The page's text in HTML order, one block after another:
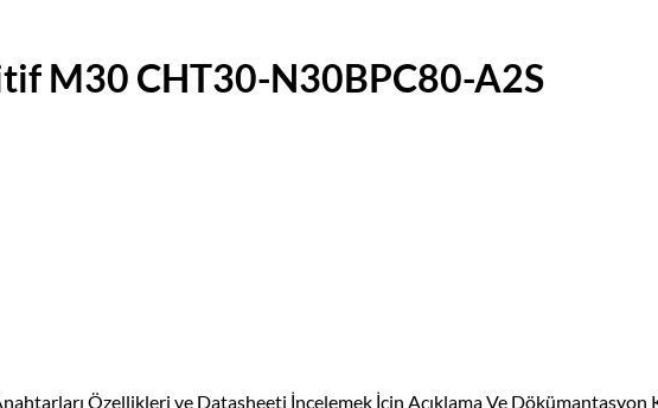
M30 CHT30-N30BPC80-A2S
Özellikleri ve Datasheeti İncelemek İçin Açıklama Ve Dökümantasyon